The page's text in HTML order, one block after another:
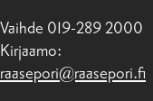
Vaihde 019-289 2000
Kirjaamo:
raasepori@raasepori.fi